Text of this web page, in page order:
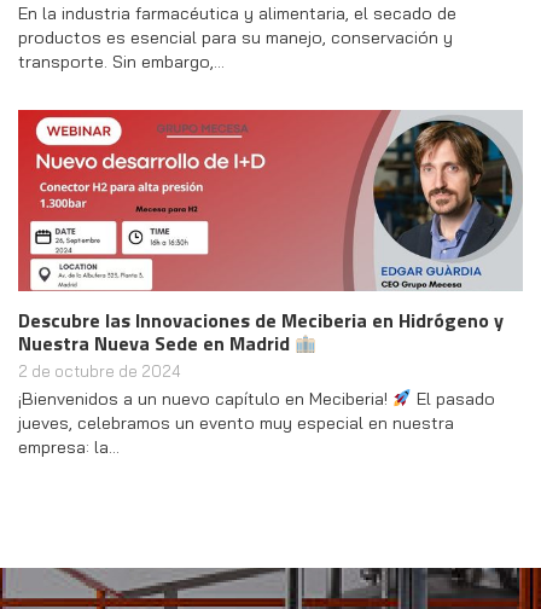
En la industria farmacéutica y alimentaria, el secado de
productos es esencial para su manejo, conservación y
transporte. Sin embargo,…
Descubre las Innovaciones de Meciberia en Hidrógeno y
Nuestra Nueva Sede en Madrid
2 de octubre de 2024
¡Bienvenidos a un nuevo capítulo en Meciberia!
El pasado
jueves, celebramos un evento muy especial en nuestra
empresa: la…